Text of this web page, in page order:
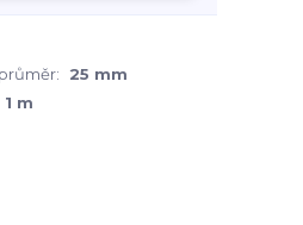
25 mm
1 m